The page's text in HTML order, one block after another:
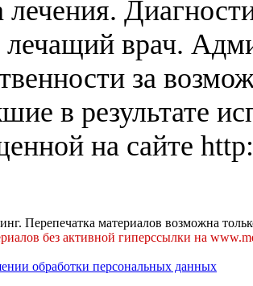
лечения.
лечащий врач.
за
в результате
на сайте
Перепечатка материалов возможна
без активной гиперссылки на
обработки персональных данных